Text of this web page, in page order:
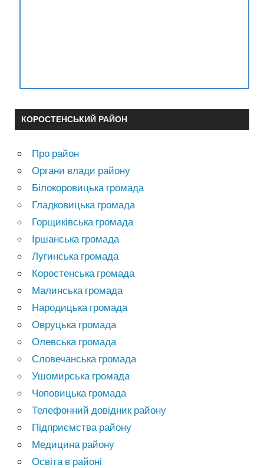
КОРОСТЕНСЬКИЙ РАЙОН
Про район
Органи влади району
Білокоровицька громада
Гладковицька громада
Горщиківська громада
Іршанська громада
Лугинська громада
Коростенська громада
Малинська громада
Народицька громада
Овруцька громада
Олевська громада
Словечанська громада
Ушомирська громада
Чоповицька громада
Телефонний довідник району
Підприємства району
Медицина району
Освіта в районі